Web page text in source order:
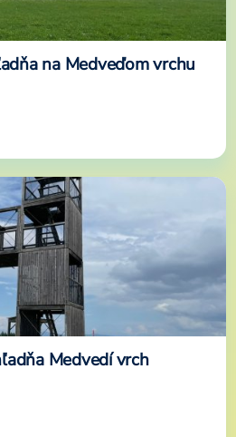
na Medveďom vrchu
Medvedí vrch